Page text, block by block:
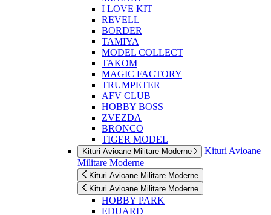
I LOVE KIT
REVELL
BORDER
TAMIYA
MODEL COLLECT
TAKOM
MAGIC FACTORY
TRUMPETER
AFV CLUB
HOBBY BOSS
ZVEZDA
BRONCO
TIGER MODEL
Kituri Avioane Militare Moderne
Kituri Avioane
Militare Moderne
Kituri Avioane Militare Moderne
Kituri Avioane Militare Moderne
HOBBY PARK
EDUARD